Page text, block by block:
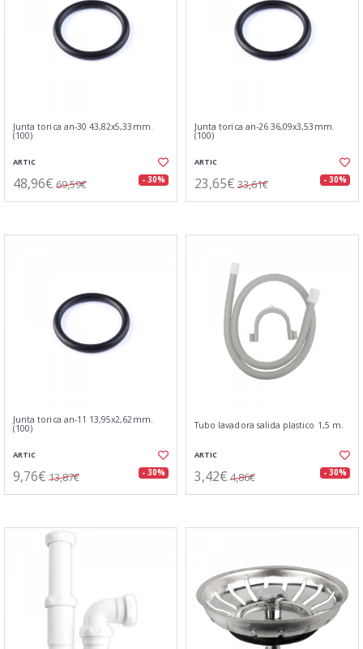
Junta torica an-30 43,82x5,33mm.
(100)
ARTIC
48,96€ 69,59€ - 30%
Junta torica an-26 36,09x3,53mm.
(100)
ARTIC
23,65€ 33,61€ - 30%
Junta torica an-11 13,95x2,62mm.
(100)
ARTIC
9,76€ 13,87€ - 30%
Tubo lavadora salida plastico 1,5 m.
ARTIC
3,42€ 4,86€ - 30%